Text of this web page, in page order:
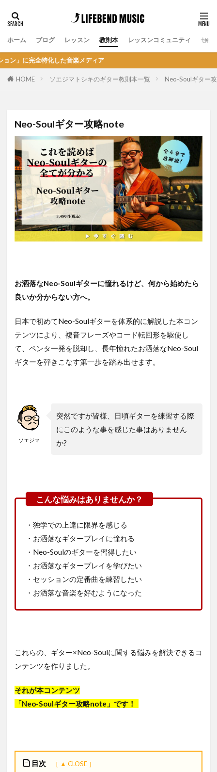
ホーム ブログ レッスン 教則本 レッスンコミュニティ セッ
た音楽メディア
HOME ソエジマトシキのギター教則本一覧 Neo-Soulギター
Neo-Soulギター攻略note
お洒落なNeo-Soulギターに憧れるけど、何から始めたら
良いか分からない方へ。
日本で初めてNeo-Soulギターを体系的に解説した本コン
テンツにより、複音フレーズやコード転回形を駆使し
て、ペンタ一発を脱却し、長年憧れたお洒落なNeo-Soul
ギターを弾きこなす第一歩を踏み出せます。
ソエジマ
突然ですが皆様、日頃ギターを練習する際
にこのような事を感じた事はありません
か?
・独学での上達に限界を感じる
・お洒落なギタープレイに憧れる
・Neo-Soulのギターを習得したい
・お洒落なギタープレイを学びたい
・セッションの定番曲を練習したい
・お洒落な音楽を好むようになった
これらの、ギター×Neo-Soulに関する悩みを解決できるコ
ンテンツを作りました。
それが本コンテンツ
「Neo-Soulギター攻略note」です！
目次